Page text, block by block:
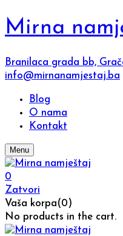
Mirna
Branilaca grada bb,
info@mirnanamjestaj.ba
Blog
O nama
Kontakt
Menu
0
Zatvori
Vaša korpa(0)
No products in the cart.